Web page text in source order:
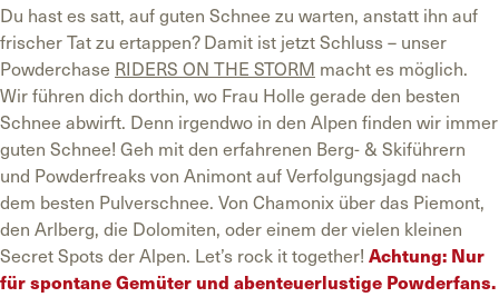
Du hast es satt, auf guten Schnee zu warten, anstatt ihn auf
frischer Tat zu ertappen? Damit ist jetzt Schluss – unser
Powderchase RIDERS ON THE STORM macht es möglich.
Wir führen dich dorthin, wo Frau Holle gerade den besten
Schnee abwirft. Denn irgendwo in den Alpen finden wir immer
guten Schnee! Geh mit den erfahrenen Berg- & Skiführern
und Powderfreaks von Animont auf Verfolgungsjagd nach
dem besten Pulverschnee. Von Chamonix über das Piemont,
den Arlberg, die Dolomiten, oder einem der vielen kleinen
Secret Spots der Alpen. Let’s rock it together! Achtung: Nur
für spontane Gemüter und abenteuerlustige Powderfans.